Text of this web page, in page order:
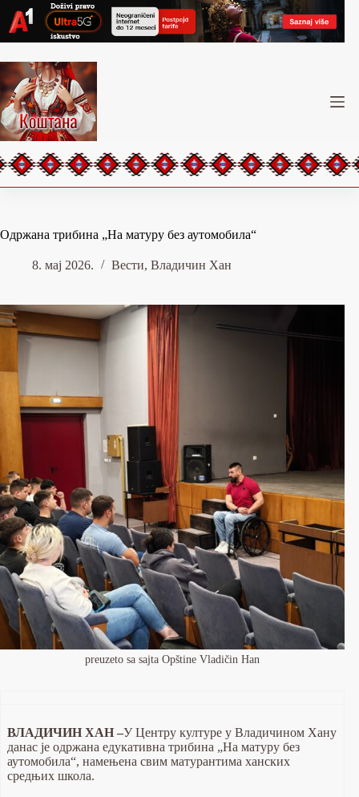
content
Одржана трибина „На матуру без аутомобила“
8. мај 2026. Вести, Владичин Хан
preuzeto sa sajta Opštine Vladičin Han
ВЛАДИЧИН ХАН –У Центру културе у Владичином Хану
данас је одржана едукативна трибина „На матуру без
аутомобила“, намењена свим матурантима ханских
средњих школа.